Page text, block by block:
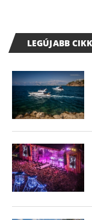
LEGÚJABB